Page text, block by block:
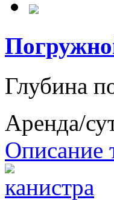
Глубина
Аренда/
Описание